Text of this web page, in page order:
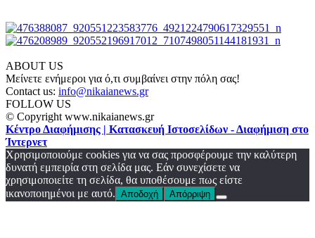
ABOUT US
Μείνετε ενήμεροι για ό,τι συμβαίνει στην πόλη σας!
Contact us: info@nikaianews.gr
FOLLOW US
© Copyright www.nikaianews.gr
Κέντρο Διαφήμισης | Κατασκευή Ιστοσελίδων - Διαφήμιση στο
Ίντερνετ
Χρησιμοποιούμε cookies για να σας προσφέρουμε την καλύτερη
δυνατή εμπειρία στη σελίδα μας. Εάν συνεχίσετε να
χρησιμοποιείτε τη σελίδα, θα υποθέσουμε πως είστε
ικανοποιημένοι με αυτό. Αποδοχή Απόρριψη